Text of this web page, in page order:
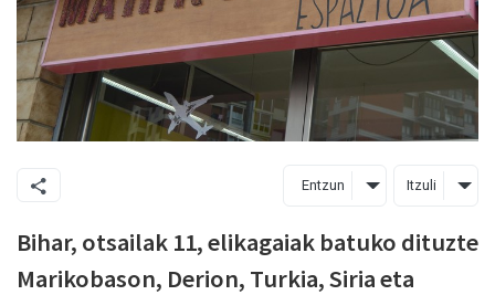
Entzun Itzuli
Bihar, otsailak 11, elikagaiak batuko dituzte
Marikobason, Derion, Turkia, Siria eta